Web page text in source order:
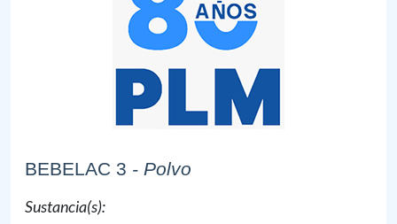
BEBELAC 3 - Polvo
Sustancia(s):